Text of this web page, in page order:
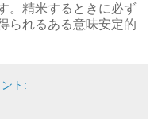
。精米するときに必ず
られるある意味安定的
ト: